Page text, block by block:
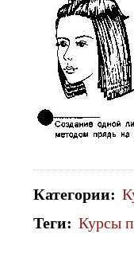
Категории:
Теги: Курсы